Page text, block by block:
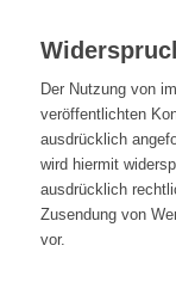
Der Nutzung von
veröffentlichten
ausdrücklich
wird hiermit
ausdrücklich
Zusendung von
vor.